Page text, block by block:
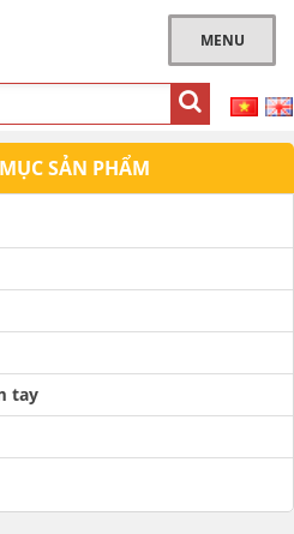
MENU
SẢN PHẨM
tay